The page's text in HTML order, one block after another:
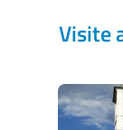
Visite